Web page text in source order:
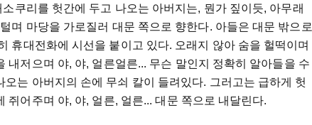
쿠리를 헛간에 두고 나오는 아버지는, 뭔가 짚이듯, 아무래
며 마당을 가로질러 대문 쪽으로 향한다. 아들은 대문 밖으로
휴대전화에 시선을 붙이고 있다. 오래지 않아 숨을 헐떡이며
내저으며 야, 야, 얼른얼른... 무슨 말인지 정확히 알아들을 수
는 아버지의 손에 무쇠 칼이 들려있다. 그러고는 급하게 헛
쥐어주며 야, 야, 얼른, 얼른... 대문 쪽으로 내달린다.